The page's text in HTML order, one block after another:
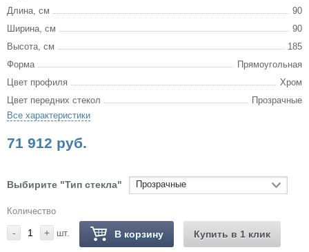
Длина, см
90
Ширина, см
90
Высота, см
185
Форма
Прямоугольная
Цвет профиля
Хром
Цвет передних стекол
Прозрачные
Все характеристики
71 912 руб.
Выбирите "Тип стекла" Прозрачные
Количество
- + шт. В корзину Купить в 1 клик